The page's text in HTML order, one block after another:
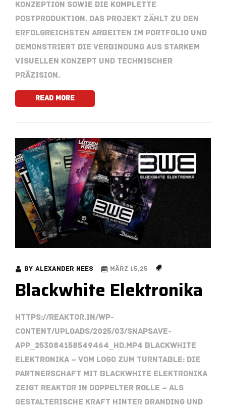
Konzeption sowie die komplette
Postproduktion. Das Projekt zählt zu den
erfolgreichsten Arbeiten im Portfolio und
demonstriert die Verbindung aus starkem
visuellen Konzept und technischer
Präzision.
Read More
by Alexander Nees März 15,25
Blackwhite Elektronika
https://reaktor.in/wp-
content/uploads/2025/03/snapsave-
app_253084158549464_hd.mp4 Blackwhite
Elektronika – Vom Logo zum Turntable: Die
Partnerschaft mit Blackwhite Elektronika
zeigt Reaktor in doppelter Rolle – als
gestalterische Kraft hinter Branding und